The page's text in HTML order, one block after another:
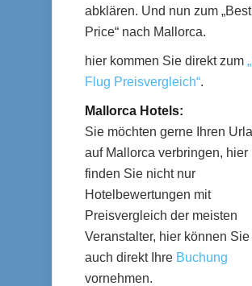
abklären. Und nun zum „Best
Price“ nach Mallorca.
hier kommen Sie direkt zum
Flug Preisvergleich“.
Mallorca Hotels:
Sie möchten gerne Ihren
auf Mallorca verbringen, hier
finden Sie nicht nur
Hotelbewertungen mit
Preisvergleich der meisten
Veranstalter, hier können Sie
auch direkt Ihre Buchung
vornehmen.